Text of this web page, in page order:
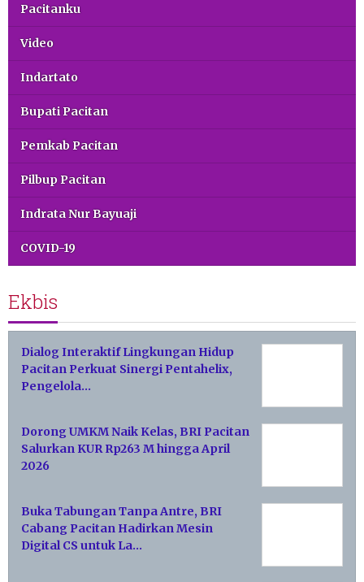
Pacitanku
Video
Indartato
Bupati Pacitan
Pemkab Pacitan
Pilbup Pacitan
Indrata Nur Bayuaji
COVID-19
Ekbis
Dialog Interaktif Lingkungan Hidup
Pacitan Perkuat Sinergi Pentahelix,
Pengelola…
Dorong UMKM Naik Kelas, BRI Pacitan
Salurkan KUR Rp263 M hingga April
2026
Buka Tabungan Tanpa Antre, BRI
Cabang Pacitan Hadirkan Mesin
Digital CS untuk La…